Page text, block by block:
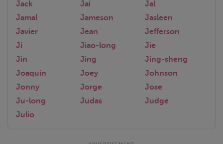
Jack Jai
Jal
Jamal
Jameson
Jasleen
Javier
Jean
Jefferson
Ji
Jiao-long
Jie
Jin
Jing
Jing-sheng
Joaquin
Joey
Johnson
Jonny
Jorge
Jose
Ju-long
Judas
Judge
Julio